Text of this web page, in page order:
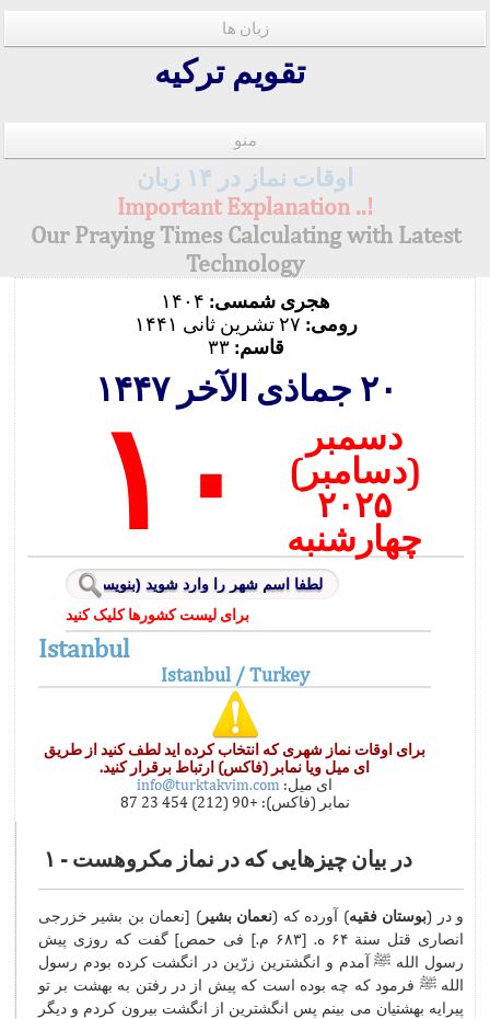
زبان ها
تقویم ترکیه
منو
اوقات نماز در ۱۴ زبان
!.. Important Explanation
Our Praying Times Calculating with Latest
Technology
هجری شمسی: ۱۴۰۴
رومی: ۲۷ تشرین ثانی ۱۴۴۱
قاسم:۳۳
۲۰ جماذی الآخر ۱۴۴۷
۱۰
دسمبر
(دسامبر)
۲۰۲۵
چهارشنبه
برای لیست کشورها کلیک کنید
Istanbul
Istanbul / Turkey
برای اوقات نماز شهری که انتخاب کرده اید لطف کنید از طریق
ای میل ویا نمابر (فاکس) ارتباط برقرار کنید.
ای میل:
نمابر (فاکس): +90 (212) 454 23 87
در بیان چیزهایی كه در نماز مكروهست - ۱
و در (بوستان فقیه) آورده كه (نعمان بشیر) [نعمان بن بشیر خزرجی
انصاری قتل سنة ۶۴ ه. [۶۸۳ م.] فی حمص] گفت كه روزی پیش
رسول الله ﷺ آمدم و انگشترین زرّین در انگشت كرده بودم رسول
الله ﷺ فرمود كه چه بوده است كه پیش از در رفتن به بهشت بر تو
پیرایه بهشتیان می بینم پس انگشترین از انگشت بیرون كردم و دیگر